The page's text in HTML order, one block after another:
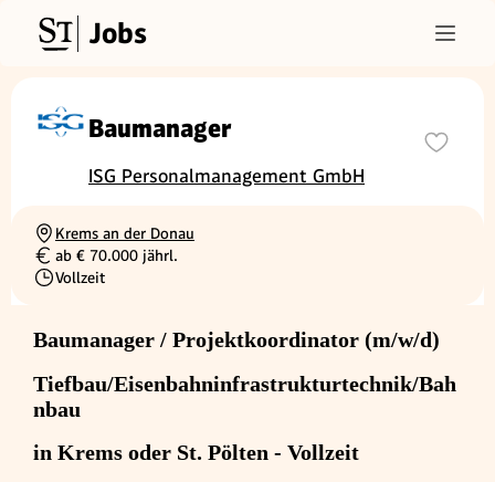
Jobs
Baumanager
ISG Personalmanagement GmbH
Ortschaft
Krems an der Donau
Gehalt
ab € 70.000 jährl.
Beschäftigungsart
Vollzeit
Baumanager / Projektkoordinator (m/w/d)
Tiefbau/Eisenbahninfrastrukturtechnik/Bah
nbau
in Krems oder St. Pölten - Vollzeit